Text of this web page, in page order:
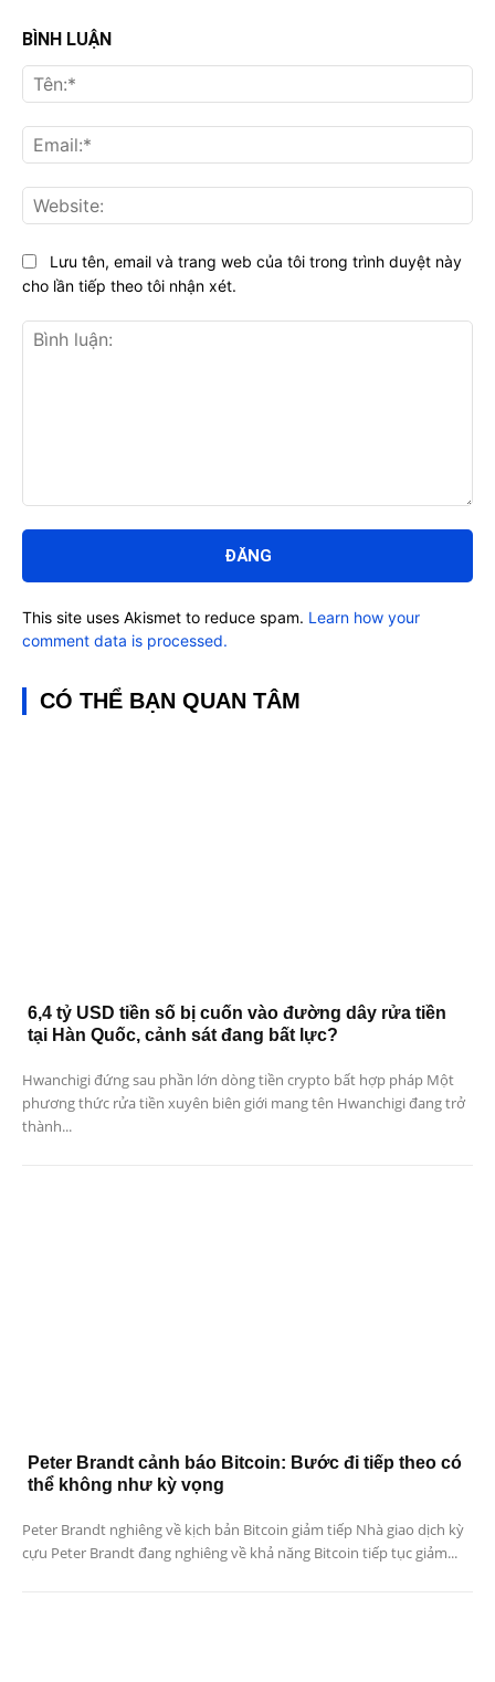
BÌNH LUẬN
luận:
Lưu tên, email và trang web của tôi trong trình duyệt này
cho lần tiếp theo tôi nhận xét.
This site uses Akismet to reduce spam. Learn how your
comment data is processed.
CÓ THỂ BẠN QUAN TÂM
6,4 tỷ USD tiền số bị cuốn vào đường dây rửa tiền
tại Hàn Quốc, cảnh sát đang bất lực?
Hwanchigi đứng sau phần lớn dòng tiền crypto bất hợp pháp Một
phương thức rửa tiền xuyên biên giới mang tên Hwanchigi đang trở
thành...
Peter Brandt cảnh báo Bitcoin: Bước đi tiếp theo có
thể không như kỳ vọng
Peter Brandt nghiêng về kịch bản Bitcoin giảm tiếp Nhà giao dịch kỳ
cựu Peter Brandt đang nghiêng về khả năng Bitcoin tiếp tục giảm...